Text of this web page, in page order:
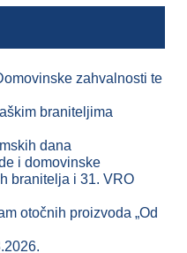
zahvalnosti te
braniteljima
dana
i domovinske
branitelja i 31. VRO
otočnih proizvoda „Od